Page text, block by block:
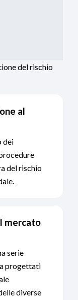
del rischio
al
dei
del rischio
mercato
serie
progettati
diverse